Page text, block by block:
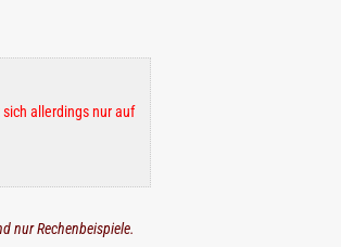
allerdings nur auf
nur Rechenbeispiele.